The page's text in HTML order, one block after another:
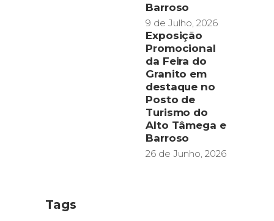
Barroso
9 de Julho, 2026
Exposição
Promocional
da Feira do
Granito em
destaque no
Posto de
Turismo do
Alto Tâmega e
Barroso
26 de Junho, 2026
Tags